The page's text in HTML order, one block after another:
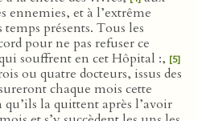
ennemies, et à l’extrême
présents. Tous les
pour ne pas refuser ce
souffrent en cet Hôpital :, [5]
ou quatre docteurs, issus des
chaque mois cette
la quittent après l’avoir